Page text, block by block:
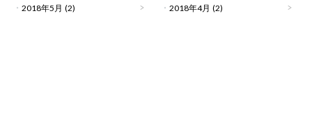
2018年5月 (2) 2018年4月 (2)